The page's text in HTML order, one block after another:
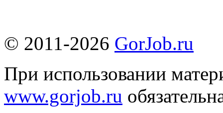
© 2011-2026 GorJob.ru
При использовании
www.gorjob.ru